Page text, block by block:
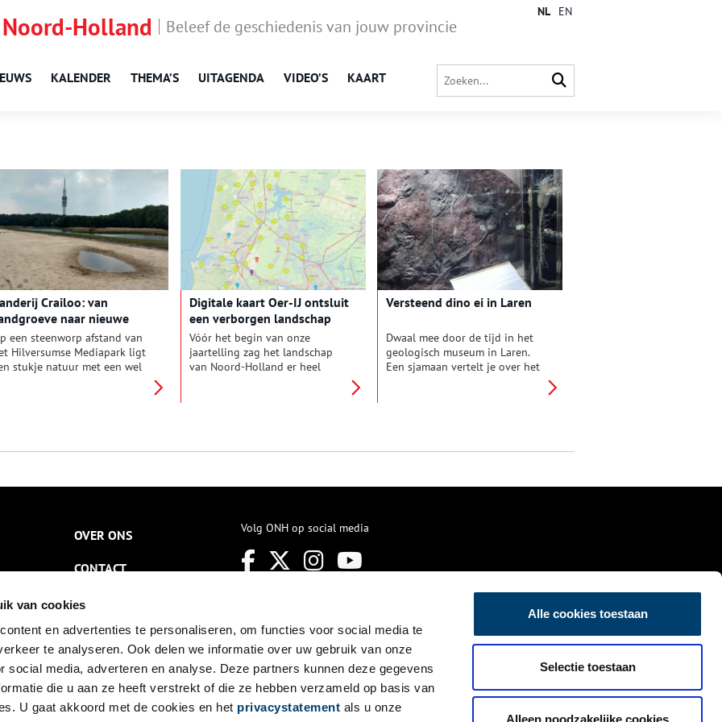
van cookies
en advertenties te personaliseren, om functies voor social media te
te analyseren. Ook delen we informatie over uw gebruik van onze
social media, adverteren en analyse. Deze partners kunnen deze gegevens
die u aan ze heeft verstrekt of die ze hebben verzameld op basis van
U gaat akkoord met de cookies en het privacystatement als u onze
Alle cookies toestaan
Selectie toestaan
Alleen noodzakelijke cookies
Holland Beleef de geschiedenis van jouw provincie
KALENDER THEMA’S UITAGENDA VIDEO’S KAART
NL EN
Crailoo: van
naar nieuwe
een steenworp afstand van
Hilversumse Mediapark ligt
stukje natuur met een wel
het Goois Natuurreservaat,
Digitale kaart Oer-IJ ontsluit
een verborgen landschap
Vóór het begin van onze
jaartelling zag het landschap
van Noord-Holland er heel
Versteend dino ei in Laren
Dwaal mee door de tijd in het
geologisch museum in Laren.
Een sjamaan vertelt je over het
een mammoet.
OVER ONS
CONTACT
NIEUWSBRIEF
DISCLAIMER
PRIVACY
TOEGANKELIJKHEID
Volg ONH op social media